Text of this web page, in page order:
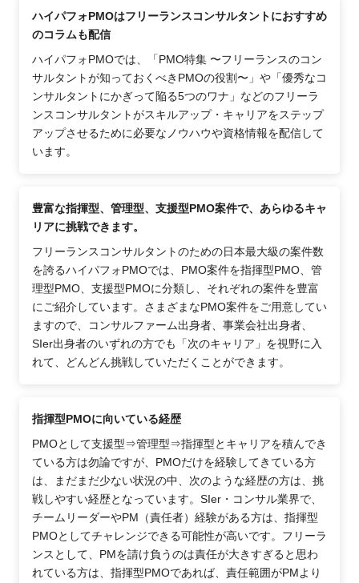
ハイパフォPMOはフリーランスコンサルタントにおすすめ
のコラムも配信
ハイパフォPMOでは、「PMO特集 〜フリーランスのコン
サルタントが知っておくべきPMOの役割〜」や「優秀なコ
ンサルタントにかぎって陥る5つのワナ」などのフリーラ
ンスコンサルタントがスキルアップ・キャリアをステップ
アップさせるために必要なノウハウや資格情報を配信して
います。
豊富な指揮型、管理型、支援型PMO案件で、あらゆるキャ
リアに挑戦できます。
フリーランスコンサルタントのための日本最大級の案件数
を誇るハイパフォPMOでは、PMO案件を指揮型PMO、管
理型PMO、支援型PMOに分類し、それぞれの案件を豊富
にご紹介しています。さまざまなPMO案件をご用意してい
ますので、コンサルファーム出身者、事業会社出身者、
SIer出身者のいずれの方でも「次のキャリア」を視野に入
れて、どんどん挑戦していただくことができます。
指揮型PMOに向いている経歴
PMOとして支援型⇒管理型⇒指揮型とキャリアを積んでき
ている方は勿論ですが、PMOだけを経験してきている方
は、まだまだ少ない状況の中、次のような経歴の方は、挑
戦しやすい経歴となっています。SIer・コンサル業界で、
チームリーダーやPM（責任者）経験がある方は、指揮型
PMOとしてチャレンジできる可能性が高いです。フリーラ
ンスとして、PMを請け負うのは責任が大きすぎると思わ
れている方は、指揮型PMOであれば、責任範囲がPMより